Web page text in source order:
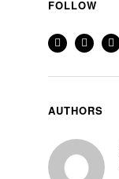
FOLLOW
AUTHORS